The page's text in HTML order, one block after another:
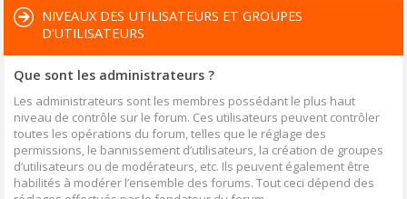
NIVEAUX DES UTILISATEURS ET GROUPES
D’UTILISATEURS
Que sont les administrateurs ?
Les administrateurs sont les membres possédant le plus haut
niveau de contrôle sur le forum. Ces utilisateurs peuvent contrôler
toutes les opérations du forum, telles que le réglage des
permissions, le bannissement d’utilisateurs, la création de groupes
d’utilisateurs ou de modérateurs, etc. Ils peuvent également être
habilités à modérer l’ensemble des forums. Tout ceci dépend des